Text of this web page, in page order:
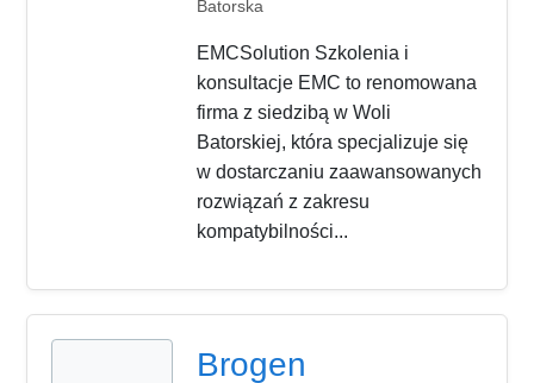
Batorska
EMCSolution Szkolenia i
konsultacje EMC to renomowana
firma z siedzibą w Woli
Batorskiej, która specjalizuje się
w dostarczaniu zaawansowanych
rozwiązań z zakresu
kompatybilności...
Brogen